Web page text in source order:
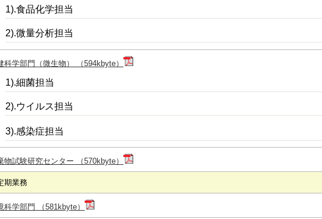
1).食品化学担当
2).微量分析担当
科学部門（微生物） （594kbyte）
1).細菌担当
2).ウイルス担当
3).感染症担当
物試験研究センター （570kbyte）
期業務
科学部門 （581kbyte）